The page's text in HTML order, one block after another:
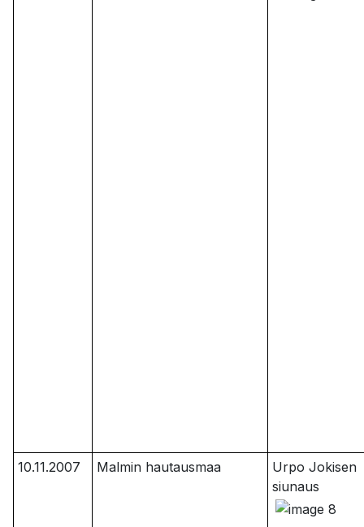
10.11.2007 Malmin hautausmaa
Urpo Jokisen
siunaus